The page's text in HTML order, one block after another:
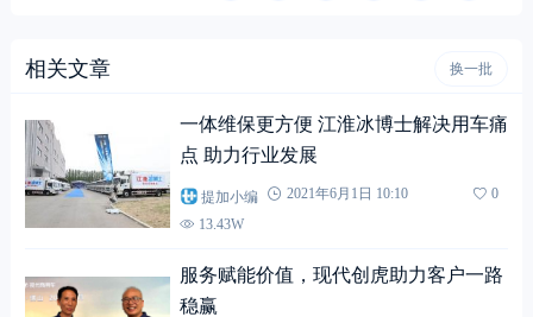
相关文章 换一批
一体维保更方便 江淮冰博士解决用车痛
点 助力行业发展
提加小编 2021年6月1日 10:10
0
13.43W
服务赋能价值，现代创虎助力客户一路
稳赢